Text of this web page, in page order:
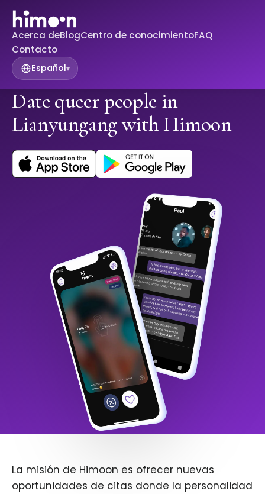
Acerca deBlogCentro de conocimientoFAQ
Contacto
Español▾
Date queer people in
Lianyungang with Himoon
La misión de Himoon es ofrecer nuevas
oportunidades de citas donde la personalidad